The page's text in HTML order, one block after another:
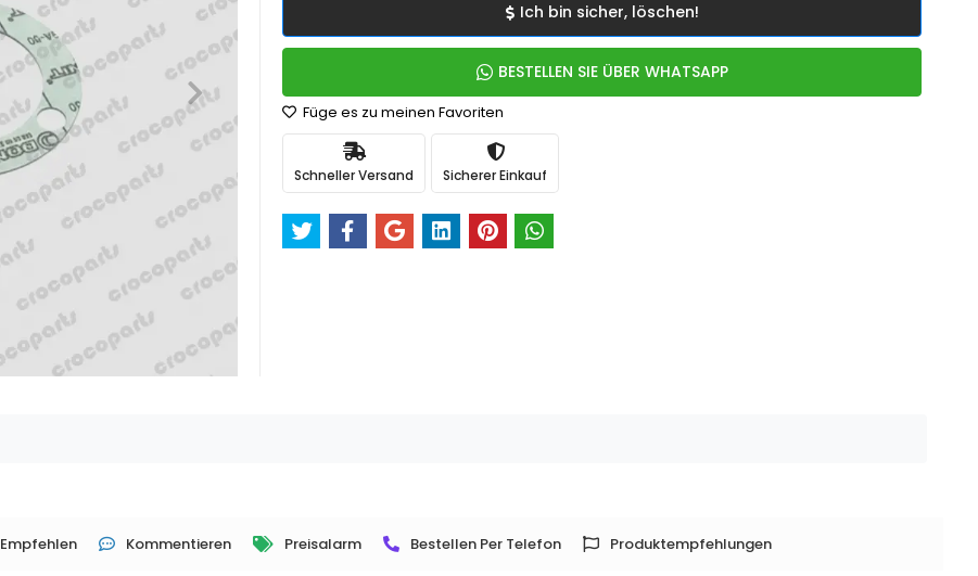
Ich bin sicher, löschen!
BESTELLEN SIE ÜBER WHATSAPP
Füge es zu meinen Favoriten
Schneller Versand Sicherer Einkauf
Empfehlen Kommentieren Preisalarm Bestellen Per Telefon Produktempfehlungen